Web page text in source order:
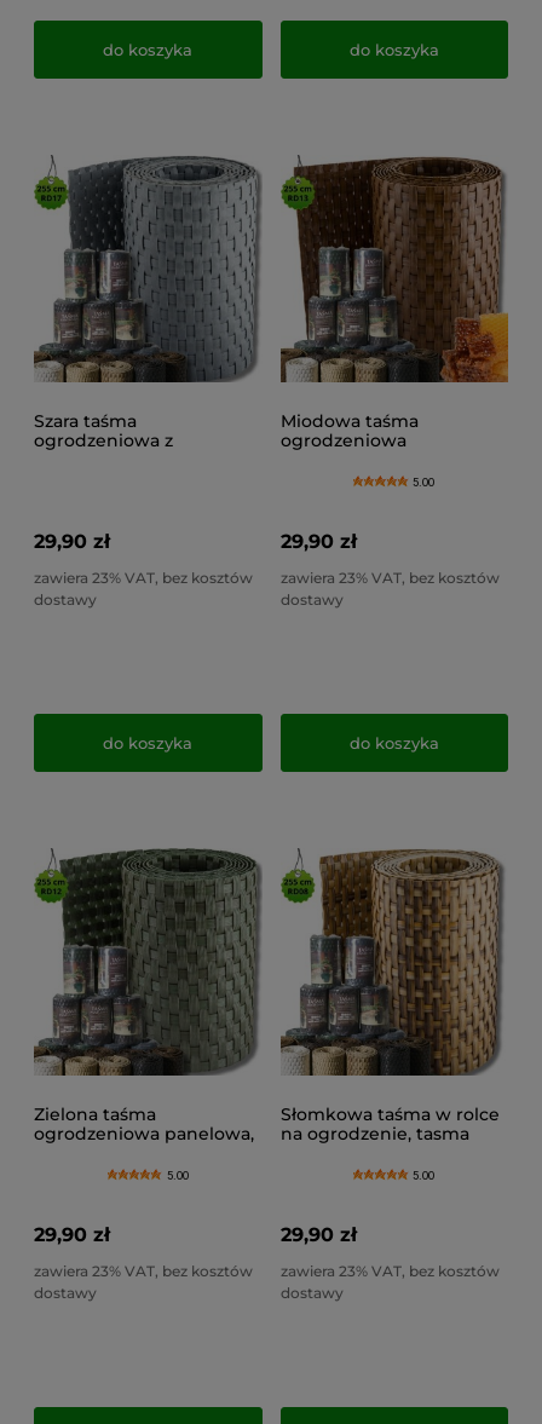
do koszyka do koszyka
Szara taśma
ogrodzeniowa z
29,90 zł
zawiera 23% VAT, bez kosztów
dostawy
do koszyka
Miodowa taśma
ogrodzeniowa
ogrodzeniowa - RD013
5.00
29,90 zł
zawiera 23% VAT, bez kosztów
dostawy
do koszyka
Zielona taśma
ogrodzeniowa panelowa,
rattanowa - RD012
5.00
29,90 zł
zawiera 23% VAT, bez kosztów
dostawy
Słomkowa taśma w rolce
na ogrodzenie, tasma
RD08 (19x255cm)
5.00
29,90 zł
zawiera 23% VAT, bez kosztów
dostawy